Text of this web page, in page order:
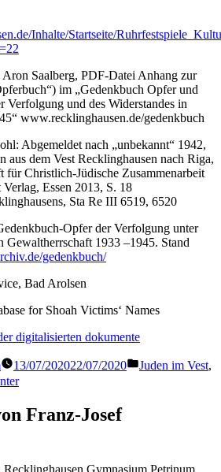
Inhalte/Startseite/
Saalberg, PDF-Datei Anhang zur
im „Gedenkbuch Opfer und
Verfolgung und des Widerstandes in
www.recklinghausen.de/gedenkbuch
Abgemeldet nach „unbekannt“ 1942,
aus dem Vest Recklinghausen nach Riga,
für Christlich-Jüdische Zusammenarbeit
Essen 2013, S. 18
Sta Re III 6519, 6520
Opfer der Verfolgung unter
Gewaltherrschaft 1933 –1945. Stand
gedenkbuch/
Bad Arolsen
for Shoah Victims‘ Names
digitalisierten dokumente
13/07/202022/07/2020
Veröffentlicht
Juden im Vest,
Franz-Josef